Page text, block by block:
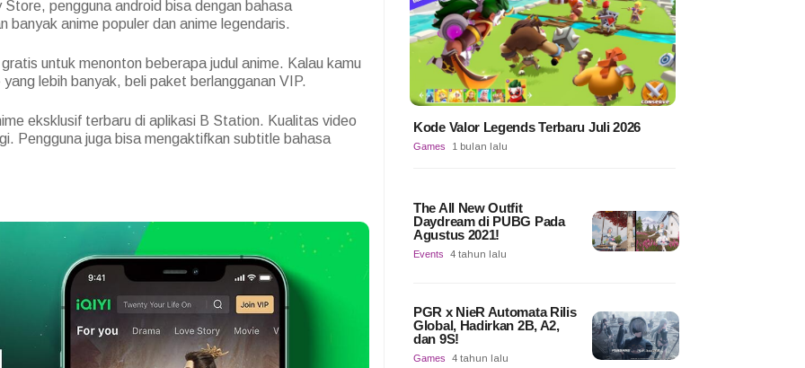
pengguna android bisa dengan bahasa
banyak anime populer dan anime legendaris.
untuk menonton beberapa judul anime. Kalau kamu
lebih banyak, beli paket berlangganan VIP.
eksklusif terbaru di aplikasi B Station. Kualitas video
Pengguna juga bisa mengaktifkan subtitle bahasa
Kode Valor Legends Terbaru Juli 2026
Games 1 bulan lalu
The All New Outfit
Daydream di PUBG Pada
Agustus 2021!
Events 4 tahun lalu
PGR x NieR Automata Rilis
Global, Hadirkan 2B, A2,
dan 9S!
Games 4 tahun lalu